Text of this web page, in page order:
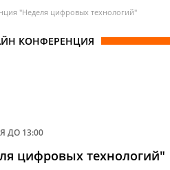
"Неделя цифровых технологий"
КОНФЕРЕНЦИЯ
ДО 13:00
цифровых технологий"